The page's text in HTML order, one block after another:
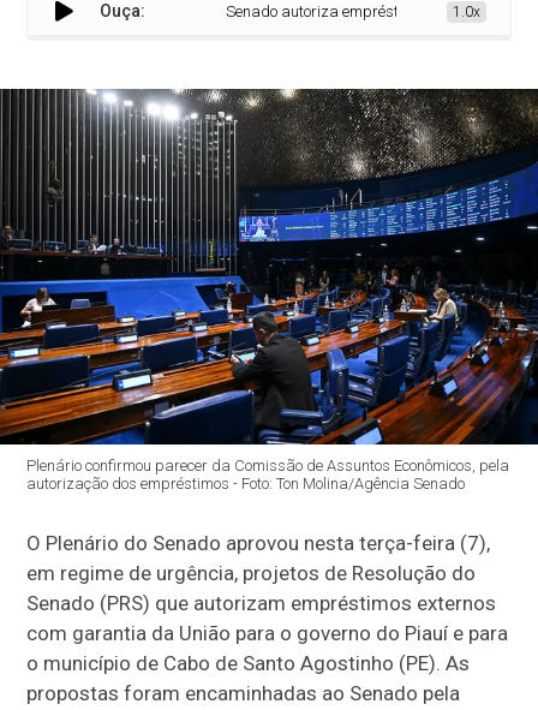
Ouça: Senado autoriza empréstimos externos ao
1.0x
Plenário confirmou parecer da Comissão de Assuntos Econômicos, pela
autorização dos empréstimos - Foto: Ton Molina/Agência Senado
O Plenário do Senado aprovou nesta terça-feira (7),
em regime de urgência, projetos de Resolução do
Senado (PRS) que autorizam empréstimos externos
com garantia da União para o governo do Piauí e para
o município de Cabo de Santo Agostinho (PE). As
propostas foram encaminhadas ao Senado pela